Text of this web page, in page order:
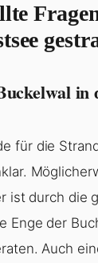
in
für die
ist durch die
Enge der
Auch